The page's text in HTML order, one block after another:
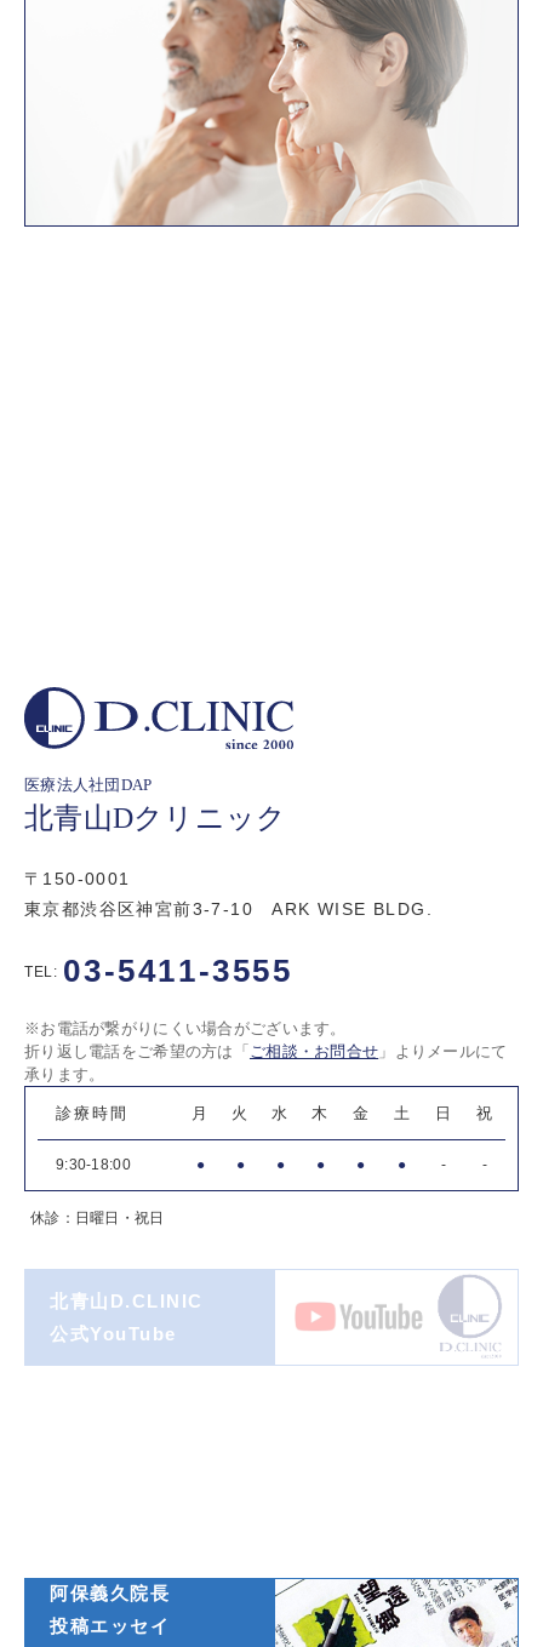
医療法人社団DAP
北青山Dクリニック
〒150-0001
東京都渋谷区神宮前3-7-10 ARK WISE BLDG.
TEL: 03-5411-3555
※お電話が繋がりにくい場合がございます。
折り返し電話をご希望の方は「 ご相談・お問合せ 」よりメールにて
承ります。
診療時間 月 火 水 木 金 土 日 祝
9:30-18:00 ● ● ● ● ● ● - -
休診：日曜日・祝日
北青山D.CLINIC
公式YouTube
阿保義久院長
投稿エッセイ